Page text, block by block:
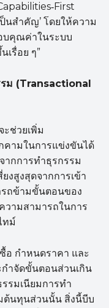
นสำคัญ’ โดยให้ความ
บคุณค่าในระบบ
รื่อย ๆ”
รม (Transactional
ช่วยเพิ่ม
คามในการแข่งขันได้
ากการทำธุรกรรม
งสูงสุดจากการเข้า
รถข้ามขั้นตอนของ
วามสามารถในการ
ทม์
อ กำหนดราคา และ
ำจัดขั้นตอนส่วนเกิน
รมเนียมการทำ
ต้นทุนส่วนนั้น สิ่งนี้บีบ